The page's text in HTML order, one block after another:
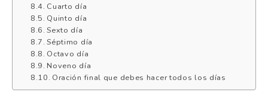
Cuarto día
Quinto día
Sexto día
Séptimo día
Octavo día
Noveno día
Oración final que debes hacer todos los días